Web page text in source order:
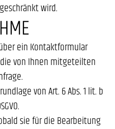
wird.
ein Kontaktformular
von Ihnen mitgeteilten
von Art. 6 Abs. 1 lit. b
sie für die Bearbeitung